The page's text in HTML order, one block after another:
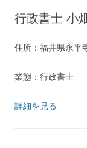
行政書士 小
住所：福井県永平
業態：行政書士
詳細を見る